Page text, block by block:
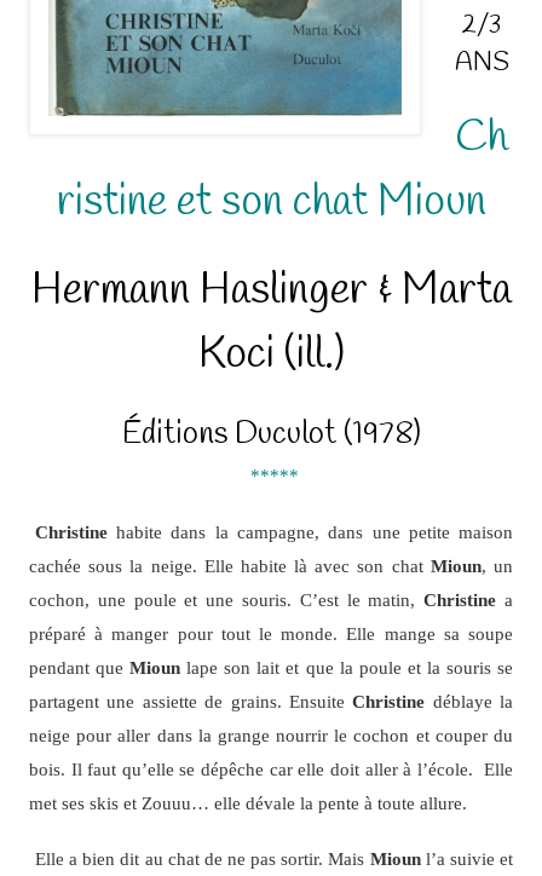
2/3
ANS
Ch
ristine et son chat Mioun
Hermann Haslinger & Marta
Koci (ill.)
Éditions Duculot (1978)
*****
Christinehabite dans la campagne, dans une petite maison
cachée sous la neige. Elle habite là avec son chat Mioun, un
cochon, une poule et une souris. C’est le matin,Christine a
préparé à manger pour tout le monde. Elle mange sa soupe
pendant queMioun lape son lait et que la poule et la souris se
partagent une assiette de grains. EnsuiteChristine déblaye la
neige pour aller dans la grange nourrir le cochon et couper du
bois. Il faut qu’elle se dépêche car elle doit aller à l’école. Elle
met ses skis et Zouuu… elle dévale la pente à toute allure.
Elle a bien dit au chat de ne pas sortir. Mais Miounl’a suivie et